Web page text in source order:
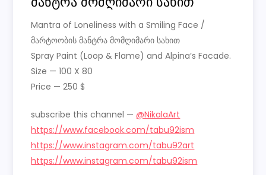
Mantra of Loneliness with a Smiling Face /
მარტოობის მანტრა მომღიმარი სახით
Spray Paint (Loop & Flame) and Alpina’s Facade.
Size — 100 X 80
Price — 250 $
subscribe this channel —@NikalaArt
https://www.facebook.com/tabu92ism
https://www.instagram.com/tabu92art
https://www.instagram.com/tabu92ism